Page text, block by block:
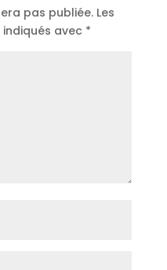
pas publiée. Les
avec *